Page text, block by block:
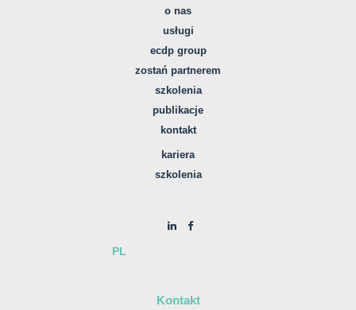
o nas
usługi
ecdp group
zostań partnerem
szkolenia
publikacje
kontakt
kariera
szkolenia
PL
Kontakt